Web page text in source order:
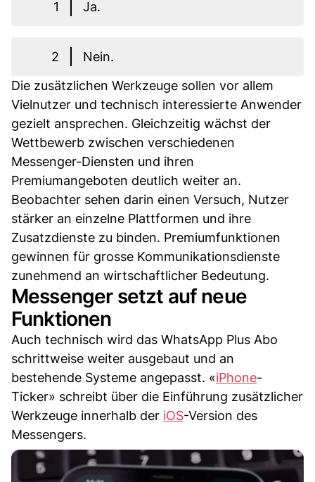
1 Ja.
2
Nein.
Die zusätzlichen Werkzeuge sollen vor allem
Vielnutzer und technisch interessierte Anwender
gezielt ansprechen. Gleichzeitig wächst der
Wettbewerb zwischen verschiedenen
Messenger-Diensten und ihren
Premiumangeboten deutlich weiter an.
Beobachter sehen darin einen Versuch, Nutzer
stärker an einzelne Plattformen und ihre
Zusatzdienste zu binden. Premiumfunktionen
gewinnen für grosse Kommunikationsdienste
zunehmend an wirtschaftlicher Bedeutung.
Messenger setzt auf neue
Funktionen
Auch technisch wird das WhatsApp Plus Abo
schrittweise weiter ausgebaut und an
bestehende Systeme angepasst. «iPhone-
Ticker» schreibt über die Einführung zusätzlicher
Werkzeuge innerhalb der iOS-Version des
Messengers.